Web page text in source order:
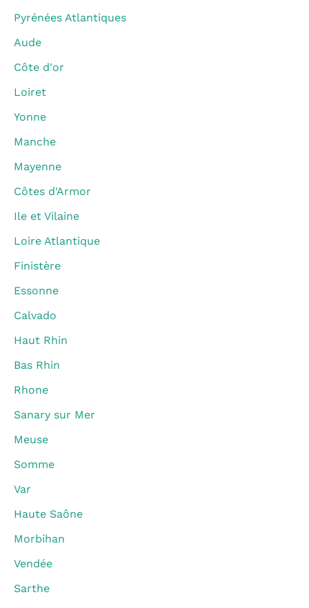
Pyrénées Atlantiques
Aude
Côte d'or
Loiret
Yonne
Manche
Mayenne
Côtes d'Armor
Ile et Vilaine
Loire Atlantique
Finistère
Essonne
Calvado
Haut Rhin
Bas Rhin
Rhone
Sanary sur Mer
Meuse
Somme
Var
Haute Saône
Morbihan
Vendée
Sarthe